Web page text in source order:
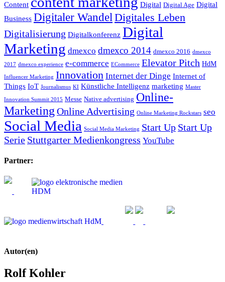
Content Digital Digital Age Digital
Business Digitaler Wandel Digitales Leben
Digitalisierung Digitalkonferenz Digital
Marketing dmexco dmexco 2014 dmexco 2016 dmexco
2017 dmexco experience e-commerce ECommerce Elevator Pitch HdM
Influencer Marketing Innovation Internet der Dinge Internet of
Things IoT Journalismus KI Künstliche Intelligenz marketing Master
Innovation Summit 2015 Messe Native advertising Online-
Marketing Online Advertising Online Marketing Rockstars seo
Social Media Social Media Marketing Start Up Start Up
Serie Stuttgarter Medienkongress YouTube
Partner:
Autor(en)
Rolf Kohler